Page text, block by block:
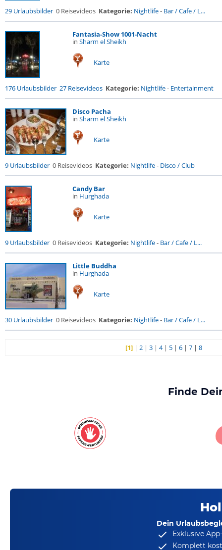
29 Urlaubsbilder 0 Reisevideos Kategorie: Nightlife- Bar / Cafe / L...
Fantasia-Show 1001-Nacht
in Sharm el Sheikh
Karte
176 Urlaubsbilder 27 Reisevideos Kategorie: Nightlife- Entertainment
Disco Pacha
in Sharm el Sheikh
Karte
9 Urlaubsbilder 0 Reisevideos Kategorie: Nightlife- Disco / Club
Candy Bar
in Hurghada
Karte
9 Urlaubsbilder 0 Reisevideos Kategorie: Nightlife- Bar / Cafe / L...
Little Buddha
in Hurghada
Karte
30 Urlaubsbilder 0 Reisevideos Kategorie: Nightlife- Bar / Cafe / L...
[1] |2 |3 |4| 5 |6 |7 |8
Finde
Dein
Exklusive
Komplett